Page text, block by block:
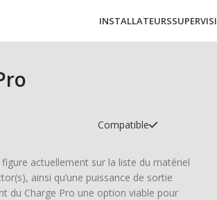
INSTALLATEURS
Compatible
actuellement sur la liste du matériel
ainsi qu’une puissance de sortie
du Charge Pro une option viable pour